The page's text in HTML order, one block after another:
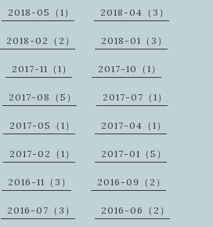
2018-05（1） 2018-04（3）
2018-02（2） 2018-01（3）
2017-11（1） 2017-10（1）
2017-08（5） 2017-07（1）
2017-05（1） 2017-04（1）
2017-02（1） 2017-01（5）
2016-11（3） 2016-09（2）
2016-07（3） 2016-06（2）